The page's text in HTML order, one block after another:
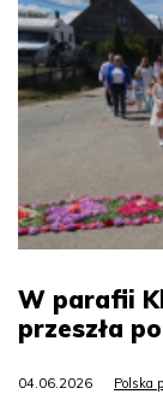
W parafii
przeszła
04.06.2026 Polska